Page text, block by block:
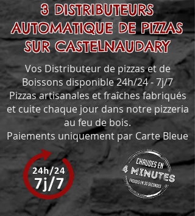
3 DISTRIBUTEURS
AUTOMATIQUE DE PIZZAS
SUR CASTELNAUDARY
Vos Distributeur de pizzas et de
Boissons disponible 24h/24 - 7j/7
Pizzas artisanales et fraîches fabriqués
et cuite chaque jour dans notre pizzeria
au feu de bois.
Paiements uniquement par Carte Bleue